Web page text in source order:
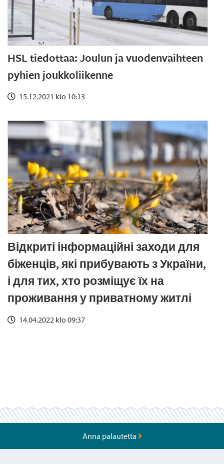
HSL tiedottaa: Joulun ja vuodenvaihteen
pyhien joukkoliikenne
15.12.2021 klo 10:13
Відкриті інформаційні заходи для
біженців, які прибувають з України,
і для тих, хто розміщує їх на
проживання у приватному житлі
14.04.2022 klo 09:37
Anna palautetta